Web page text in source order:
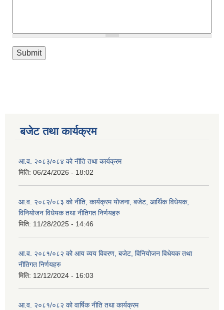
बजेट तथा कार्यक्रम
आ.व. २०८३/०८४ को नीति तथा कार्यक्रम
मिति: 06/24/2026 - 18:02
आ.व. २०८२/०८३ को नीति, कार्यक्रम योजना, बजेट, आर्थिक विधेयक,
विनियोजन विधेयक तथा नीतिगत निर्णयहरु
मिति: 11/28/2025 - 14:46
आ.व. २०८१/०८२ को आय व्यय विवरण, बजेट, विनियोजन विधेयक तथा
नीतिगत निर्णयहरु
मिति: 12/12/2024 - 16:03
आ.व. २०८१/०८२ को वार्षिक नीति तथा कार्यक्रम